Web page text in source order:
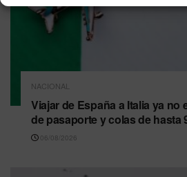
NACIONAL
Viajar de España a Italia ya no
de pasaporte y colas de hasta
06/08/2026